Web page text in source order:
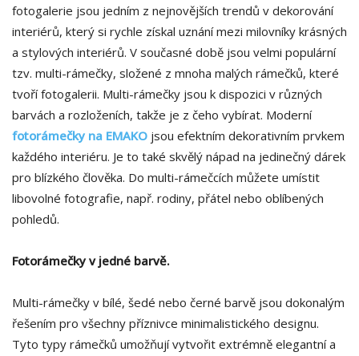
fotogalerie jsou jedním z nejnovějších trendů v dekorování
interiérů, který si rychle získal uznání mezi milovníky krásných
a stylových interiérů. V současné době jsou velmi populární
tzv. multi-rámečky, složené z mnoha malých rámečků, které
tvoří fotogalerii. Multi-rámečky jsou k dispozici v různých
barvách a rozloženích, takže je z čeho vybírat. Moderní
fotorámečky na EMAKO jsou efektním dekorativním prvkem
každého interiéru. Je to také skvělý nápad na jedinečný dárek
pro blízkého člověka. Do multi-rámečcích můžete umístit
libovolné fotografie, např. rodiny, přátel nebo oblíbených
pohledů.
Fotorámečky v jedné barvě.
Multi-rámečky v bílé, šedé nebo černé barvě jsou dokonalým
řešením pro všechny příznivce minimalistického designu.
Tyto typy rámečků umožňují vytvořit extrémně elegantní a